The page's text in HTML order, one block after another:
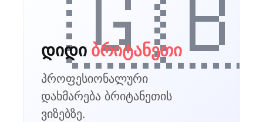
დიდი ბრიტანეთი
პროფესიონალური
დახმარება ბრიტანეთის
ვიზებზე.
🇬🇧